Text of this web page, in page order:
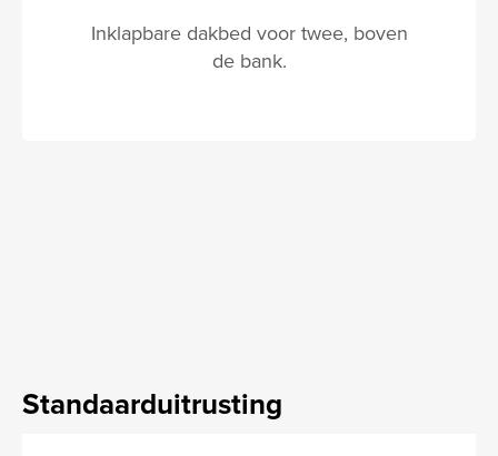
Inklapbare dakbed voor twee, boven
de bank.
Standaarduitrusting